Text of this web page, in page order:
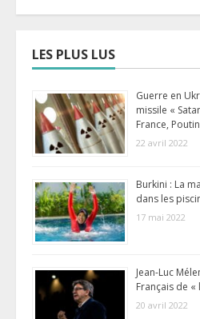
LES PLUS LUS
Guerre en
missile «
France,
22 avril 2022
Burkini : La
dans les
17 mai 2022
Jean-Luc
Français de «
20 avril 2022